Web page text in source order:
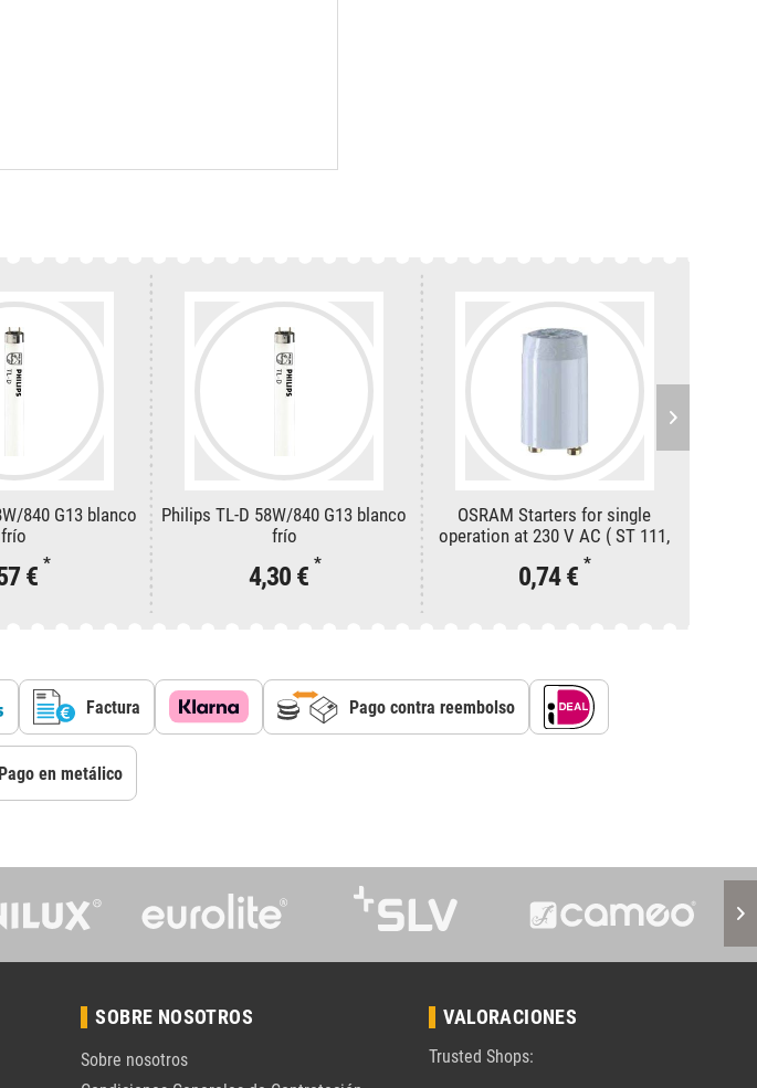
840 G13 blanco
frío
€ *
Philips TL-D 58W/840 G13 blanco
frío
4,30 € *
OSRAM Starters for single
operation at 230 V AC ( ST 111,
ST 171, ST 173) 111 LONGLIFE
0,74 € *
Factura Pago contra reembolso
Pago en metálico
SOBRE NOSOTROS
Sobre nosotros
VALORACIONES
Trusted Shops: